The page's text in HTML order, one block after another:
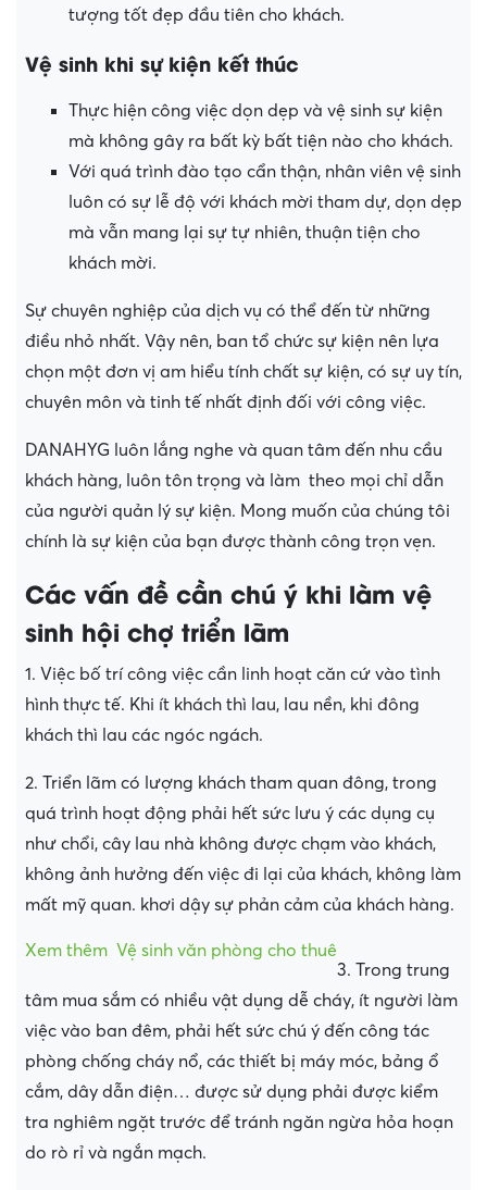
tượng tốt đẹp đầu tiên cho khách.
Vệ sinh khi sự kiện kết thúc
Thực hiện công việc dọn dẹp và vệ sinh sự kiện
mà không gây ra bất kỳ bất tiện nào cho khách.
Với quá trình đào tạo cẩn thận, nhân viên vệ sinh
luôn có sự lễ độ với khách mời tham dự, dọn dẹp
mà vẫn mang lại sự tự nhiên, thuận tiện cho
khách mời.
Sự chuyên nghiệp của dịch vụ có thể đến từ những
điều nhỏ nhất. Vậy nên, ban tổ chức sự kiện nên lựa
chọn một đơn vị am hiểu tính chất sự kiện, có sự uy tín,
chuyên môn và tinh tế nhất định đối với công việc.
DANAHYG luôn lắng nghe và quan tâm đến nhu cầu
khách hàng, luôn tôn trọng và làm theo mọi chỉ dẫn
của người quản lý sự kiện. Mong muốn của chúng tôi
chính là sự kiện của bạn được thành công trọn vẹn.
Các vấn đề cần chú ý khi làm vệ
sinh hội chợ triển lãm
1. Việc bố trí công việc cần linh hoạt căn cứ vào tình
hình thực tế. Khi ít khách thì lau, lau nền, khi đông
khách thì lau các ngóc ngách.
2. Triển lãm có lượng khách tham quan đông, trong
quá trình hoạt động phải hết sức lưu ý các dụng cụ
như chổi, cây lau nhà không được chạm vào khách,
không ảnh hưởng đến việc đi lại của khách, không làm
mất mỹ quan. khơi dậy sự phản cảm của khách hàng.
Xem thêm Vệ sinh văn phòng cho thuê
3. Trong trung
tâm mua sắm có nhiều vật dụng dễ cháy, ít người làm
việc vào ban đêm, phải hết sức chú ý đến công tác
phòng chống cháy nổ, các thiết bị máy móc, bảng ổ
cắm, dây dẫn điện… được sử dụng phải được kiểm
tra nghiêm ngặt trước để tránh ngăn ngừa hỏa hoạn
do rò rỉ và ngắn mạch.